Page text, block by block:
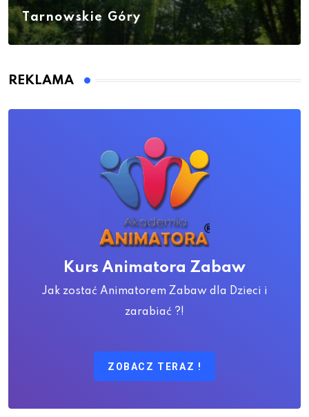
Tarnowskie Góry
REKLAMA
Kurs Animatora Zabaw
Jak zostać Animatorem Zabaw dla Dzieci i
zarabiać ?!
ZOBACZ TERAZ !